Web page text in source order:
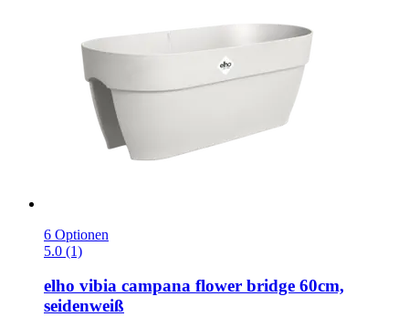
6 Optionen
5.0 (1)
elho vibia campana flower bridge 60cm,
seidenweiß